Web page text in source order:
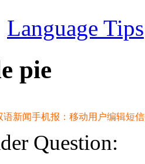
Language Tips
pie
语新闻手机报：移动用户编辑短信
Question: